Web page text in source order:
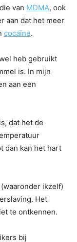
van MDMA, ook
aan dat het meer
cocaïne.
heb gebruikt
is. In mijn
aan een
is, dat het de
dan kan het hart
ikzelf)
Het
te ontkennen.
bij